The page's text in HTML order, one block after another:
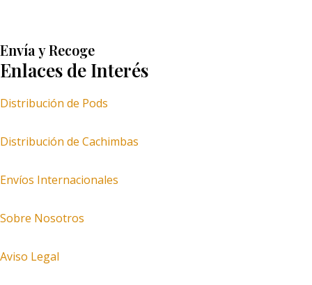
Envía y Recoge
Enlaces de Interés
Distribución de Pods
Distribución de Cachimbas
Envíos Internacionales
Sobre Nosotros
Aviso Legal